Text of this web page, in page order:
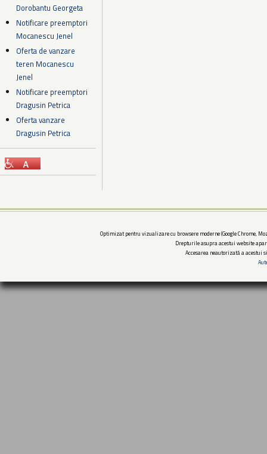
Dorobantu Georgeta
Notificare preemptori
Mocanescu Jenel
Oferta de vanzare
teren Mocanescu
Jenel
Notificare preemptori
Dragusin Petrica
Oferta vanzare
Dragusin Petrica
Optimizat pentru vizualizare cu browsere moderne (Google Chrome,
Drepturile asupra acestui website
Accesarea neautorizată a acestui